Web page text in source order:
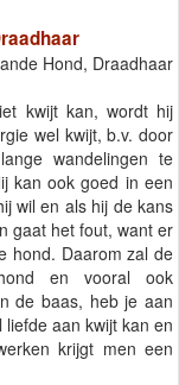
kwijt kan, wordt hij
wel kwijt, b.v. door
wandelingen te
kan ook goed in een
wil en als hij de kans
gaat het fout, want er
hond. Daarom zal de
en vooral ook
de baas, heb je aan
aan kwijt kan en
krijgt men een